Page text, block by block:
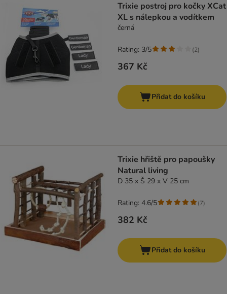
Trixie postroj pro kočky XCat
XL s nálepkou a vodítkem
černá
367 Kč
Rating: 3/5 (2)
Přidat do košíku
Trixie hřiště pro papoušky
Natural living
D 35 x Š 29 x V 25 cm
382 Kč
Rating: 4.6/5 (7)
Přidat do košíku